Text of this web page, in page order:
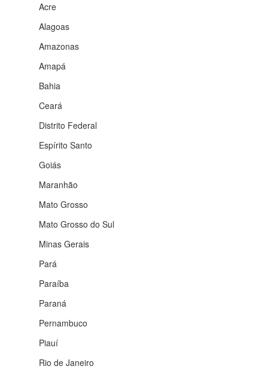
Acre
Alagoas
Amazonas
Amapá
Bahia
Ceará
Distrito Federal
Espírito Santo
Goiás
Maranhão
Mato Grosso
Mato Grosso do Sul
Minas Gerais
Pará
Paraíba
Paraná
Pernambuco
Piauí
Rio de Janeiro